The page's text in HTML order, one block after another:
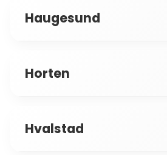
Haugesund
Horten
Hvalstad